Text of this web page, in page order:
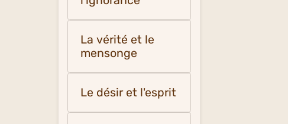
La vérité et le
mensonge
Le désir et l'esprit